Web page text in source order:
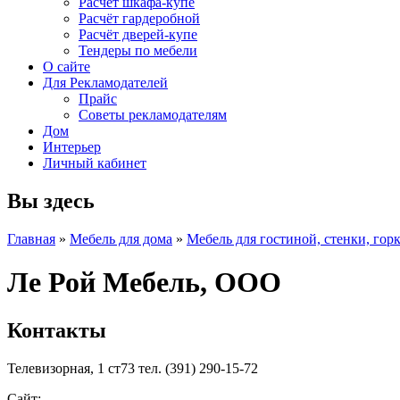
Расчёт гардеробной
Расчёт дверей-купе
Тендеры по мебели
О сайте
Для Рекламодателей
Прайс
Советы рекламодателям
Дом
Интерьер
Личный кабинет
Вы здесь
Главная » Мебель для дома » Мебель для гостиной, стенки,
Ле Рой Мебель, ООО
Контакты
Телевизорная, 1 ст73 тел. (391) 290-15-72